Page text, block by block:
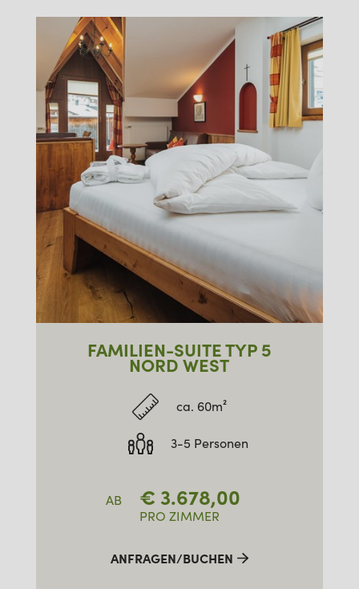
FAMILIEN-SUITE TYP 5
NORD WEST
ca. 60m²
3-5 Personen
AB € 3.678,00
PRO ZIMMER
ANFRAGEN/BUCHEN